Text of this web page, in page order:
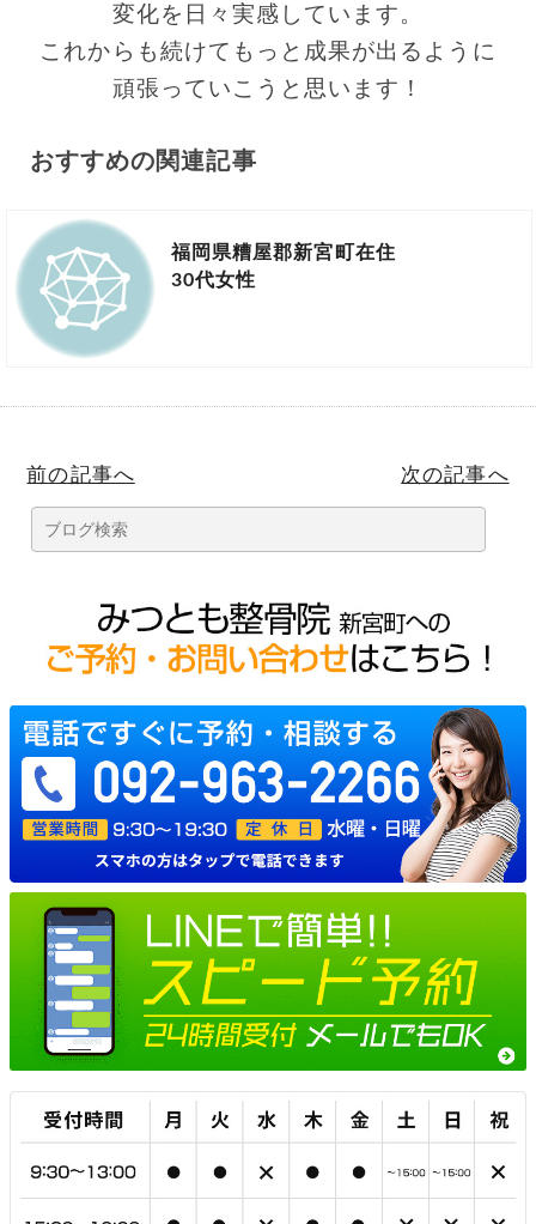
変化を日々実感しています。
これからも続けてもっと成果が出るように
頑張っていこうと思います！
おすすめの関連記事
福岡県糟屋郡新宮町在住
30代女性
前の記事へ 次の記事へ